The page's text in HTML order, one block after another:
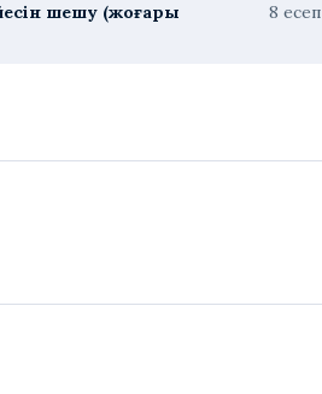
шешу (жоғары
8 есеп